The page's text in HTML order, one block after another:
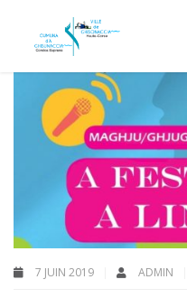
7 JUIN 2019 ADMIN